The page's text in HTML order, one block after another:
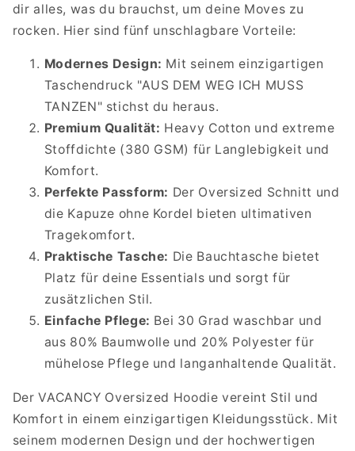
dir alles, was du brauchst, um deine Moves zu
rocken. Hier sind fünf unschlagbare Vorteile:
Modernes Design: Mit seinem einzigartigen
Taschendruck "AUS DEM WEG ICH MUSS
TANZEN" stichst du heraus.
Premium Qualität: Heavy Cotton und extreme
Stoffdichte (380 GSM) für Langlebigkeit und
Komfort.
Perfekte Passform: Der Oversized Schnitt und
die Kapuze ohne Kordel bieten ultimativen
Tragekomfort.
Praktische Tasche: Die Bauchtasche bietet
Platz für deine Essentials und sorgt für
zusätzlichen Stil.
Einfache Pflege: Bei 30 Grad waschbar und
aus 80% Baumwolle und 20% Polyester für
mühelose Pflege und langanhaltende Qualität.
Der VACANCY Oversized Hoodie vereint Stil und
Komfort in einem einzigartigen Kleidungsstück. Mit
seinem modernen Design und der hochwertigen